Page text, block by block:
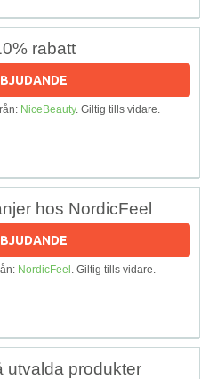
rabatt
NiceBeauty. Giltig tills vidare.
hos NordicFeel
NordicFeel. Giltig tills vidare.
utvalda produkter